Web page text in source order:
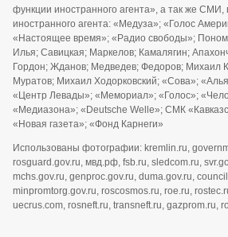
функции иностранного агента», а так же
иностранного агента: «Медуза»; «Голос
«Настоящее время»; «Радио свободы»;
Илья; Савицкая; Маркелов; Камалягин;
Гордон; Жданов; Медведев; Федоров; Михаил
Муратов; Михаил Ходорковский; «Сова»;
«Центр Левады»; «Мемориал»; «Голос»;
«Медиазона»; «Deutsche Welle»; СМК
«Новая газета»; «Фонд Карнеги»
Использованы фотографии: kremlin.ru,
rosguard.gov.ru, мвд.рф, fsb.ru, sledcom.ru,
mchs.gov.ru, genproc.gov.ru, duma.gov.ru,
minpromtorg.gov.ru, roscosmos.ru, roe.ru,
uecrus.com, rosneft.ru, transneft.ru, gazprom.ru,